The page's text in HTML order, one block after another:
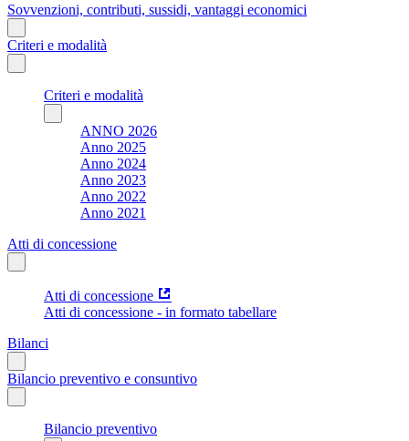
Sovvenzioni, contributi, sussidi, vantaggi economici
Criteri e modalità
Criteri e modalità
ANNO 2026
Anno 2025
Anno 2024
Anno 2023
Anno 2022
Anno 2021
Atti di concessione
Atti di concessione
Atti di concessione - in formato tabellare
Bilanci
Bilancio preventivo e consuntivo
Bilancio preventivo